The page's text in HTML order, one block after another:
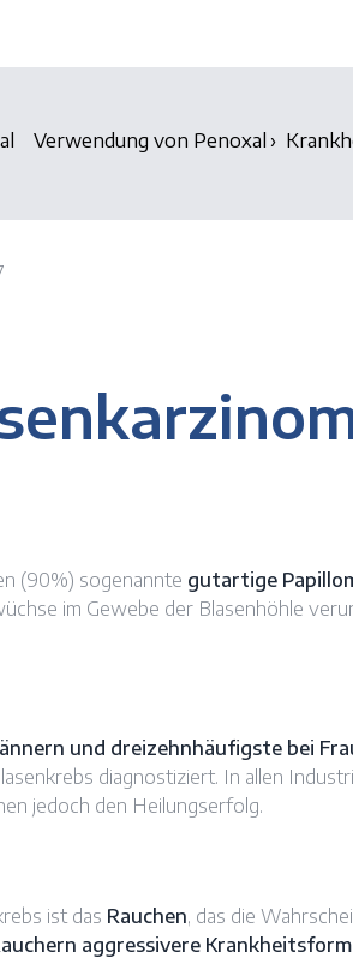
Verwendung von Penoxal
(90%) sogenannte gutartige
im Gewebe der Blasenhöhle
und dreizehnhäufigste bei
diagnostiziert. In allen
jedoch den Heilungserfolg.
ist das Rauchen, das die
aggressivere